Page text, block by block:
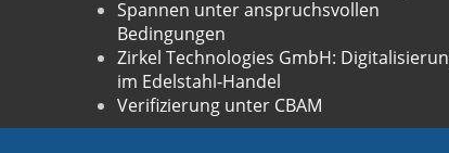
Spannen unter anspruchsvollen
Bedingungen
Zirkel Technologies GmbH:
im Edelstahl-Handel
Verifizierung unter CBAM